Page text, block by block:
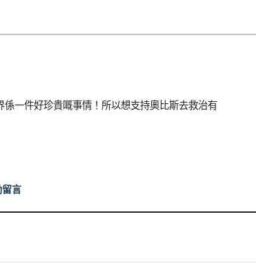
一件好珍貴嘅事情！所以想支持奧比斯去救治有
言